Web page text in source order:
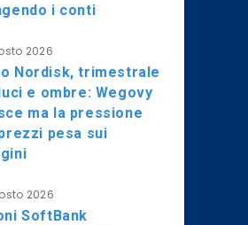
i conti
2026
Nordisk, trimestrale
e ombre: Wegovy
ma la pressione
pesa sui
2026
SoftBank